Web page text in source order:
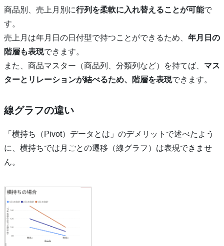
商品別、売上月別に行列を柔軟に入れ替えることが可能で
す。
売上月は年月日の日付型で持つことができるため、 年月日の
階層も表現できます。
また、商品マスター（商品列、分類列など）を持てば、 マス
ターとリレーションが結べるため、階層を表現できます。
線グラフの違い
「横持ち（Pivot）データとは」のデメリットで述べたよう
に、横持ちでは月ごとの遷移（線グラフ）は表現できませ
ん。